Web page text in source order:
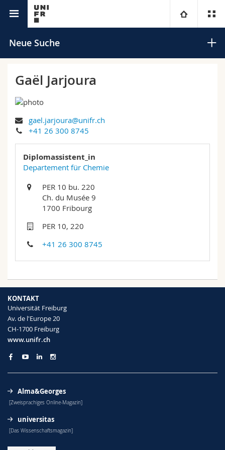
Universität
Campus
Forschung
Rechtswissenschaftliche Fak.
Fak. für Erziehungs- und Bildungswissenschaften
Math.-Nat. und Med. Fak.
Interfakultär
Informationen für
Studieninteressierte
Forschende
Mitarbeitende
Doktorierende
Ressourcen
Bibliotheken
Webmail
Vorlesungsverzeichnis
MyUnifr
Neue Suche
Suchen
Erweiterte Suche
Gaël Jarjoura
gael.jarjoura@unifr.ch
+41 26 300 8745
Diplomassistent_in
Departement für Chemie
PER 10 bu. 220
Ch. du Musée 9
1700 Fribourg
PER 10, 220
+41 26 300 8745
KONTAKT
Universität Freiburg
Av. de l'Europe 20
CH-1700 Freiburg
www.unifr.ch
Alma&Georges
[Zweisprachiges Online-Magazin]
universitas
[Das Wissenschaftsmagazin]